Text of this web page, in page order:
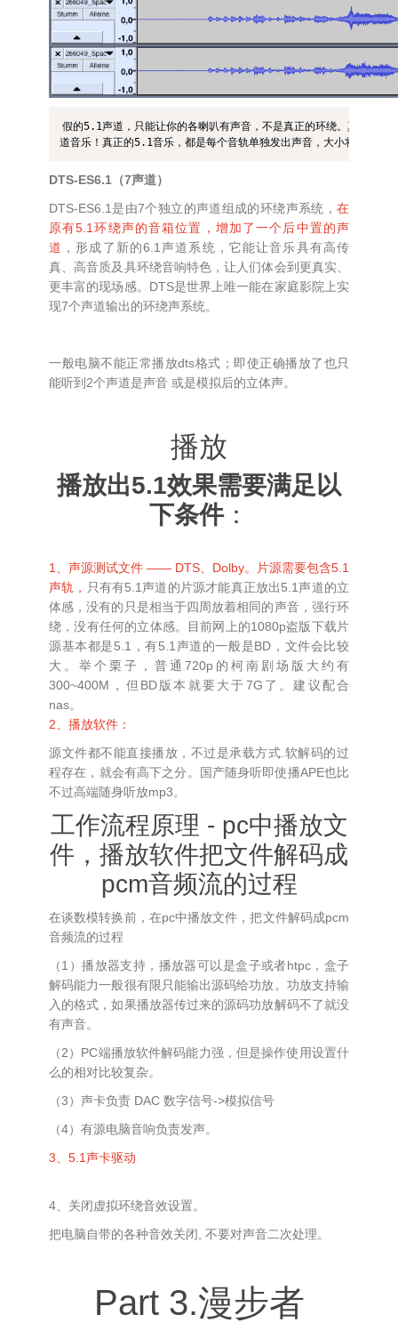
假的5.1声道，只能让你的各喇叭有声音，不是真正的环绕。真正的环
道音乐！真正的5.1音乐，都是每个音轨单独发出声音，大小将近一百兆
DTS-ES6.1（7声道）
DTS-ES6.1是由7个独立的声道组成的环绕声系统， 在
原有5.1环绕声的音箱位置，增加了一个后中置的声
道 ，形成了新的6.1声道系统，它能让音乐具有高传
真、高音质及具环绕音响特色，让人们体会到更真实、
更丰富的现场感。DTS是世界上唯一能在家庭影院上实
现7个声道输出的环绕声系统。
一般电脑不能正常播放dts格式；即使正确播放了也只
能听到2个声道是声音 或是模拟后的立体声。
播放
播放出5.1效果需要满足以
下条件：
1、声源测试文件 —— DTS、Dolby。片源需要包含5.1
声轨， 只有有5.1声道的片源才能真正放出5.1声道的立
体感，没有的只是相当于四周放着相同的声音，强行环
绕，没有任何的立体感。目前网上的1080p盗版下载片
源基本都是5.1，有5.1声道的一般是BD，文件会比较
大。举个栗子，普通720p的柯南剧场版大约有
300~400M，但BD版本就要大于7G了。建议配合
nas。
2、播放软件：
源文件都不能直接播放，不过是承载方式.软解码的过
程存在，就会有高下之分。国产随身听即使播APE也比
不过高端随身听放mp3。
工作流程原理 - pc中播放文
件，播放软件把文件解码成
pcm音频流的过程
在谈数模转换前，在pc中播放文件，把文件解码成pcm
音频流的过程
（1）播放器支持，播放器可以是盒子或者htpc，盒子
解码能力一般很有限只能输出源码给功放。功放支持输
入的格式，如果播放器传过来的源码功放解码不了就没
有声音。
（2）PC端播放软件解码能力强，但是操作使用设置什
么的相对比较复杂。
（3）声卡负责 DAC 数字信号->模拟信号
（4）有源电脑音响负责发声。
3、5.1声卡驱动
4、关闭虚拟环绕音效设置。
把电脑自带的各种音效关闭, 不要对声音二次处理。
Part 3.漫步者